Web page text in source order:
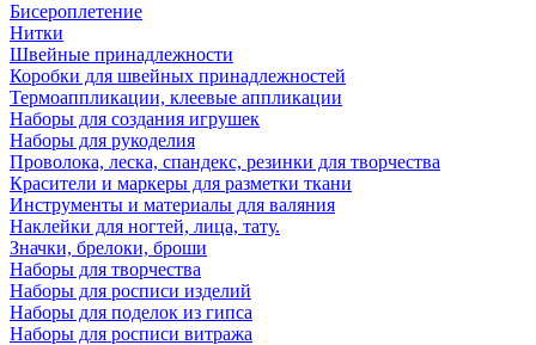
Бисероплетение
Нитки
Швейные принадлежности
Коробки для швейных принадлежностей
Термоаппликации, клеевые аппликации
Наборы для создания игрушек
Наборы для рукоделия
Проволока, леска, спандекс, резинки для творчества
Красители и маркеры для разметки ткани
Инструменты и материалы для валяния
Наклейки для ногтей, лица, тату.
Значки, брелоки, броши
Наборы для творчества
Наборы для росписи изделий
Наборы для поделок из гипса
Наборы для росписи витража